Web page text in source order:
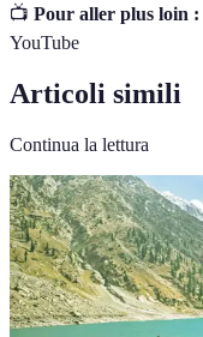
📺 Pour aller plus loin :
YouTube
Articoli simili
Continua la lettura